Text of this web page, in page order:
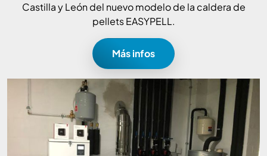
Castilla y León del nuevo modelo de la caldera de
pellets EASYPELL.
Más infos